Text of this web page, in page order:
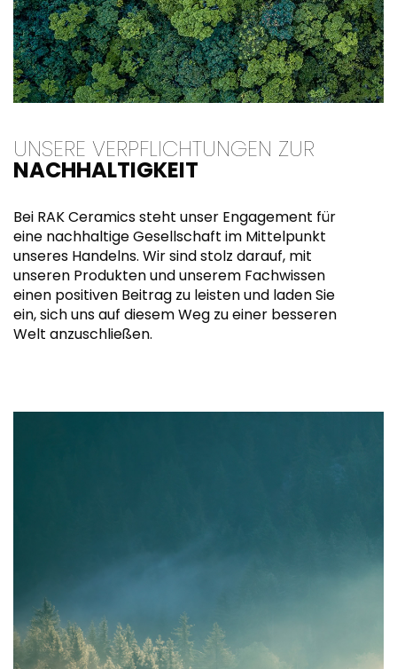
UNSERE VERPFLICHTUNGEN ZUR
NACHHALTIGKEIT
Bei RAK Ceramics steht unser Engagement für
eine nachhaltige Gesellschaft im Mittelpunkt
unseres Handelns. Wir sind stolz darauf, mit
unseren Produkten und unserem Fachwissen
einen positiven Beitrag zu leisten und laden Sie
ein, sich uns auf diesem Weg zu einer besseren
Welt anzuschließen.